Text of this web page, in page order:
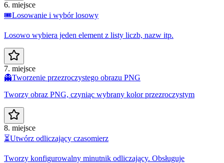
6. miejsce
🎟️Losowanie i wybór losowy
Losowo wybiera jeden element z listy liczb, nazw itp.
7. miejsce
👻Tworzenie przezroczystego obrazu PNG
Tworzy obraz PNG, czyniąc wybrany kolor przezroczystym
8. miejsce
⏳Utwórz odliczający czasomierz
Tworzy konfigurowalny minutnik odliczający. Obsługuje